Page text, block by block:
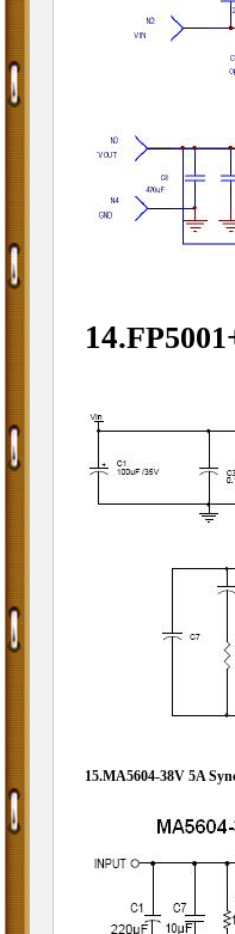
14.
15.MA5604-38V 5A